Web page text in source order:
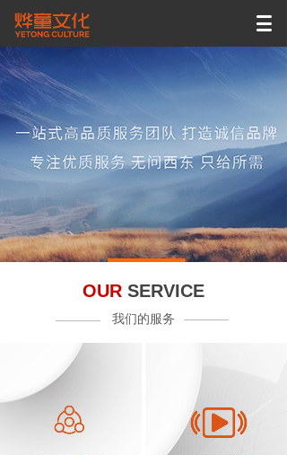
OUR SERVICE
我们的服务